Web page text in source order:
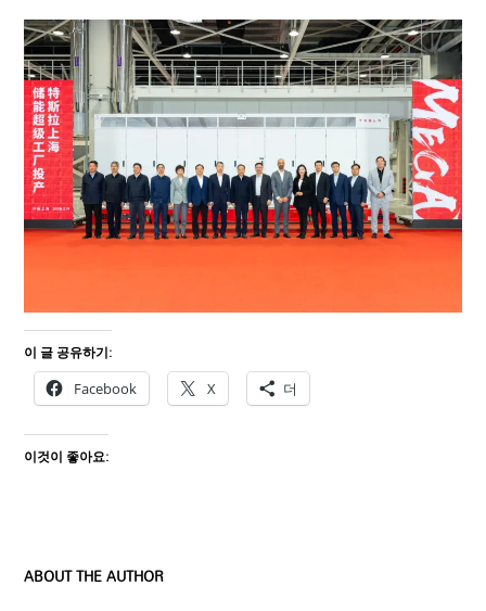
이 글 공유하기:
Facebook X 더
이것이 좋아요:
ABOUT THE AUTHOR